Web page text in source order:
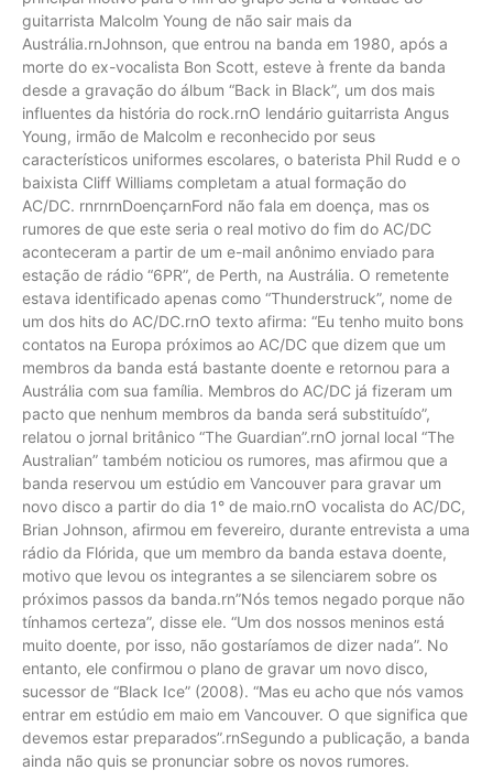
guitarrista Malcolm Young de não sair mais da
Austrália.rnJohnson, que entrou na banda em 1980, após a
morte do ex-vocalista Bon Scott, esteve à frente da banda
desde a gravação do álbum “Back in Black”, um dos mais
influentes da história do rock.rnO lendário guitarrista Angus
Young, irmão de Malcolm e reconhecido por seus
característicos uniformes escolares, o baterista Phil Rudd e o
baixista Cliff Williams completam a atual formação do
AC/DC. rnrnrnDoençarnFord não fala em doença, mas os
rumores de que este seria o real motivo do fim do AC/DC
aconteceram a partir de um e-mail anônimo enviado para
estação de rádio “6PR”, de Perth, na Austrália. O remetente
estava identificado apenas como “Thunderstruck”, nome de
um dos hits do AC/DC.rnO texto afirma: “Eu tenho muito bons
contatos na Europa próximos ao AC/DC que dizem que um
membros da banda está bastante doente e retornou para a
Austrália com sua família. Membros do AC/DC já fizeram um
pacto que nenhum membros da banda será substituído”,
relatou o jornal britânico “The Guardian”.rnO jornal local “The
Australian” também noticiou os rumores, mas afirmou que a
banda reservou um estúdio em Vancouver para gravar um
novo disco a partir do dia 1° de maio.rnO vocalista do AC/DC,
Brian Johnson, afirmou em fevereiro, durante entrevista a uma
rádio da Flórida, que um membro da banda estava doente,
motivo que levou os integrantes a se silenciarem sobre os
próximos passos da banda.rn”Nós temos negado porque não
tínhamos certeza”, disse ele. “Um dos nossos meninos está
muito doente, por isso, não gostaríamos de dizer nada”. No
entanto, ele confirmou o plano de gravar um novo disco,
sucessor de “Black Ice” (2008). “Mas eu acho que nós vamos
entrar em estúdio em maio em Vancouver. O que significa que
devemos estar preparados”.rnSegundo a publicação, a banda
ainda não quis se pronunciar sobre os novos rumores.